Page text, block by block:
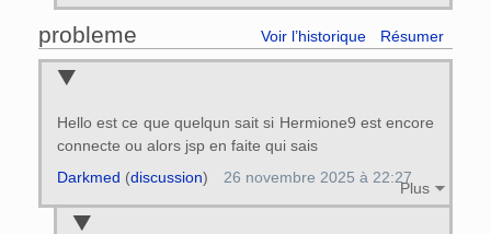
probleme Voir l’historique Résumer
Hello est ce que quelqun sait si Hermione9 est encore
connecte ou alors jsp en faite qui sais
Plus
Darkmed (discussion) 26 novembre 2025 à 22:27